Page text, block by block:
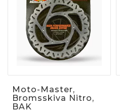
Moto-Master,
Bromsskiva Nitro,
BAK